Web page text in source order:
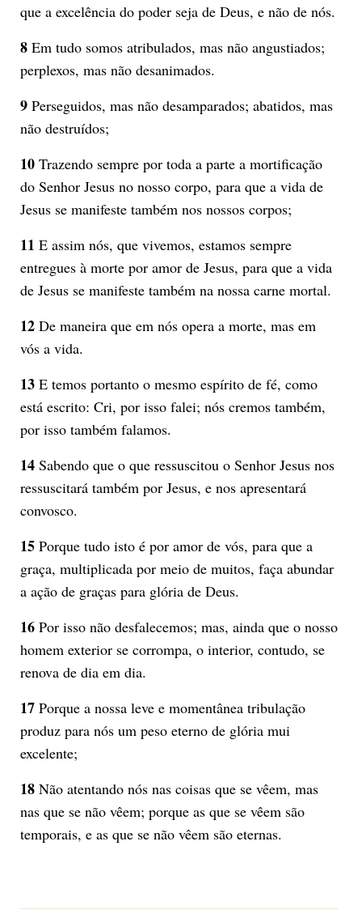
que a excelência do poder seja de Deus, e não de nós.
8Em tudo somos atribulados, mas não angustiados;
perplexos, mas não desanimados.
9Perseguidos, mas não desamparados; abatidos, mas
não destruídos;
10Trazendo sempre por toda a parte a mortificação
do Senhor Jesus no nosso corpo, para que a vida de
Jesus se manifeste também nos nossos corpos;
11 E assim nós, que vivemos, estamos sempre
entregues à morte por amor de Jesus, para que a vida
de Jesus se manifeste também na nossa carne mortal.
12De maneira que em nós opera a morte, mas em
vós a vida.
13E temos portanto o mesmo espírito de fé, como
está escrito: Cri, por isso falei; nós cremos também,
por isso também falamos.
14Sabendo que o que ressuscitou o Senhor Jesus nos
ressuscitará também por Jesus, e nos apresentará
convosco.
15Porque tudo isto é por amor de vós, para que a
graça, multiplicada por meio de muitos, faça abundar
a ação de graças para glória de Deus.
16Por isso não desfalecemos; mas, ainda que o nosso
homem exterior se corrompa, o interior, contudo, se
renova de dia em dia.
17Porque a nossa leve e momentânea tribulação
produz para nós um peso eterno de glória mui
excelente;
18Não atentando nós nas coisas que se vêem, mas
nas que se não vêem; porque as que se vêem são
temporais, e as que se não vêem são eternas.